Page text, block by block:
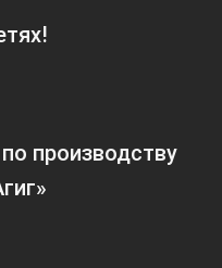
производству